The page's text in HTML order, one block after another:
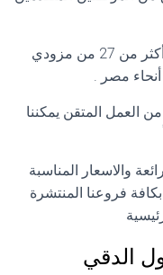
بالأخص في شبكة صيانة متقنة تضم أكثر من 27 من مزودي
مصر .
العمل المتقن يمكننا
والاسعار المناسبة
فروعنا المنتشرة
الدقي